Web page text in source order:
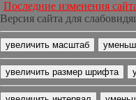
Последние изменения
Версия сайта для